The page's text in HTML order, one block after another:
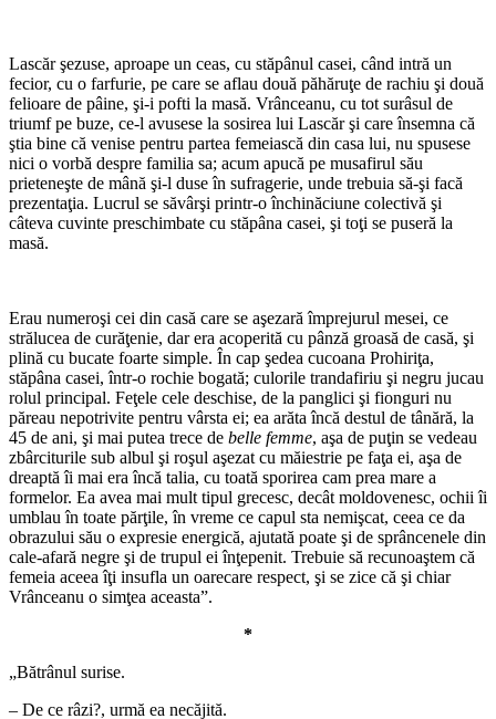
Lascăr şezuse, aproape un ceas, cu stăpânul casei, când intră un
fecior, cu o farfurie, pe care se aflau două păhăruţe de rachiu şi două
felioare de pâine, şi-i pofti la masă. Vrânceanu, cu tot surâsul de
triumf pe buze, ce-l avusese la sosirea lui Lascăr şi care însemna că
ştia bine că venise pentru partea femeiască din casa lui, nu spusese
nici o vorbă despre familia sa; acum apucă pe musafirul său
prieteneşte de mână şi-l duse în sufragerie, unde trebuia să-şi facă
prezentaţia. Lucrul se săvârşi printr-o închinăciune colectivă şi
câteva cuvinte preschimbate cu stăpâna casei, şi toţi se puseră la
masă.
Erau numeroşi cei din casă care se aşezară împrejurul mesei, ce
strălucea de curăţenie, dar era acoperită cu pânză groasă de casă, şi
plină cu bucate foarte simple. În cap şedea cucoana Prohiriţa,
stăpâna casei, într-o rochie bogată; culorile trandafiriu şi negru jucau
rolul principal. Feţele cele deschise, de la panglici şi fionguri nu
păreau nepotrivite pentru vârsta ei; ea arăta încă destul de tânără, la
45 de ani, şi mai putea trece de belle femme, aşa de puţin se vedeau
zbârciturile sub albul şi roşul aşezat cu măiestrie pe faţa ei, aşa de
dreaptă îi mai era încă talia, cu toată sporirea cam prea mare a
formelor. Ea avea mai mult tipul grecesc, decât moldovenesc, ochii îi
umblau în toate părţile, în vreme ce capul sta nemişcat, ceea ce da
obrazului său o expresie energică, ajutată poate şi de sprâncenele din
cale-afară negre şi de trupul ei înţepenit. Trebuie să recunoaştem că
femeia aceea îţi insufla un oarecare respect, şi se zice că şi chiar
Vrânceanu o simţea aceasta”.
*
„Bătrânul surise.
– De ce râzi?, urmă ea necăjită.